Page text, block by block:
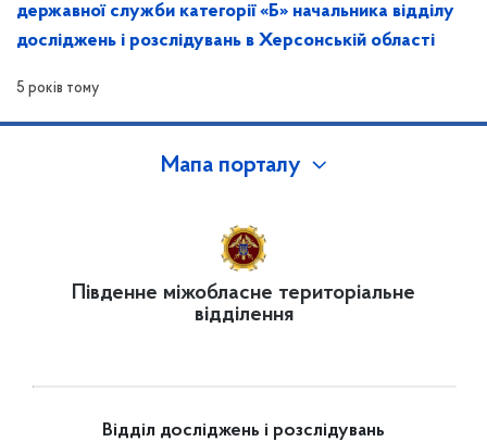
державної служби категорії «Б» начальника відділу
досліджень і розслідувань в Херсонській області
5 років тому
Мапа порталу
Південне міжобласне територіальне
відділення
Відділ досліджень і розслідувань